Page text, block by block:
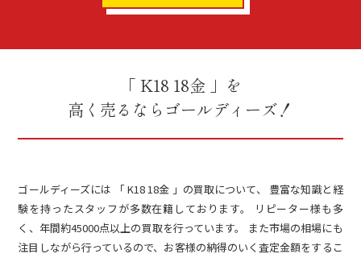
「 K18 18金 」を
高く売るならゴールディーズ！
ゴールディーズには 「 K18 18金 」の買取について、 豊富な知識と経
験を持ったスタッフが多数在籍しております。 リピーター様も多
く、年間約45000点以上の買取を行っています。 また市場の相場にも
注目しながら行っているので、お客様の納得のいく査定金額をするこ